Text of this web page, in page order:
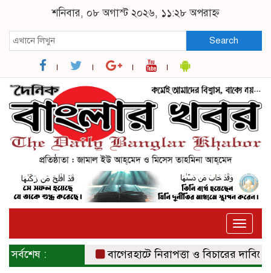
শনিবার, ০৮ অগাস্ট ২০২৬, ১১:২৮ অপরাহ্ন
Search
Toggle
সর্বশেষ : বাগেরহাটে নিরাপত্তা ও বিচারের দাবিতে